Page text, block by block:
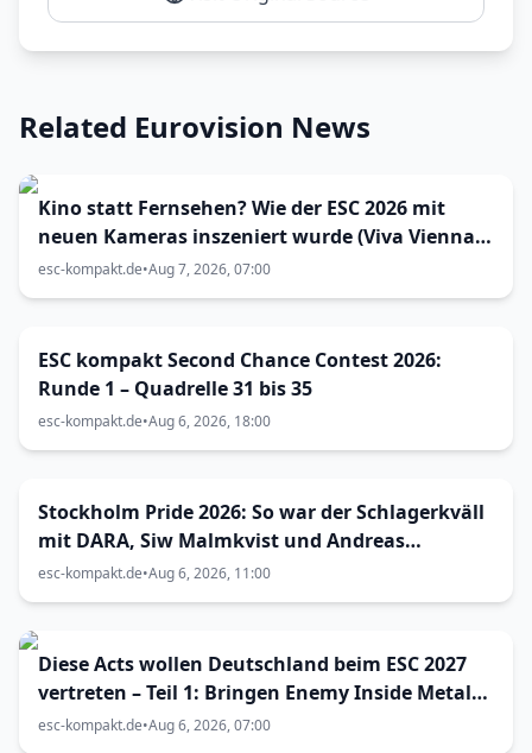
Related Eurovision News
Kino statt Fernsehen? Wie der ESC 2026 mit
neuen Kameras inszeniert wurde (Viva Vienna
33)
esc-kompakt.de•Aug 7, 2026, 07:00
ESC kompakt Second Chance Contest 2026:
Runde 1 – Quadrelle 31 bis 35
esc-kompakt.de•Aug 6, 2026, 18:00
Stockholm Pride 2026: So war der Schlagerkväll
mit DARA, Siw Malmkvist und Andreas
Lundstedt
esc-kompakt.de•Aug 6, 2026, 11:00
Diese Acts wollen Deutschland beim ESC 2027
vertreten – Teil 1: Bringen Enemy Inside Metal
zum Vorentscheid?
esc-kompakt.de•Aug 6, 2026, 07:00